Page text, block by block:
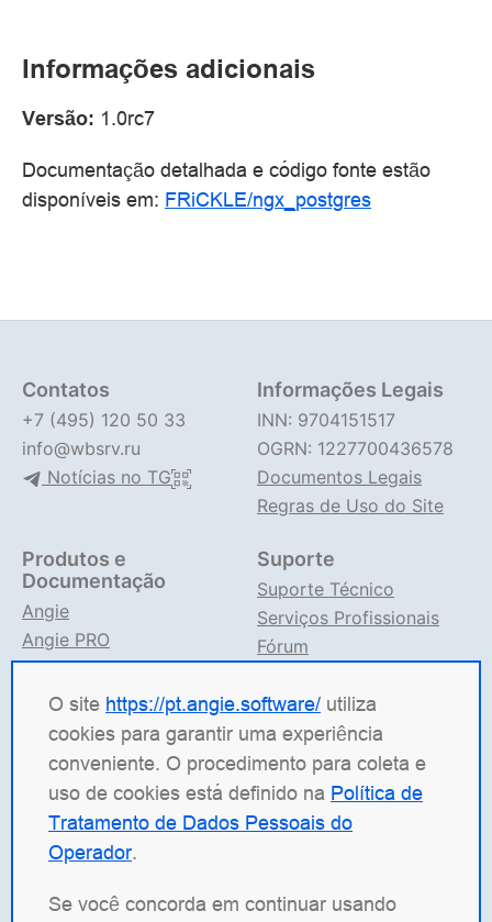
Informações adicionais
Versão: 1.0rc7
Documentação detalhada e código fonte estão
disponíveis em: FRiCKLE/ngx_postgres
O site https://pt.angie.software/ utiliza
cookies para garantir uma experiência
conveniente. O procedimento para coleta e
uso de cookies está definido na Política de
Tratamento de Dados Pessoais do
Operador.
Se você concorda em continuar usando
Contatos
+7 (495) 120 50 33
info@wbsrv.ru
Notícias no TG
Informações Legais
INN: 9704151517
OGRN: 1227700436578
Documentos Legais
Regras de Uso do Site
Produtos e
Documentação
Angie
Angie PRO
ANIC
Documentação Angie
Suporte
Suporte Técnico
Serviços Profissionais
Fórum
Angie Software(Web Server, LLC) é uma empresa
russa de TI especializada em soluções para sistemas
de alta carga. Nossos produtos incluem a plataforma
de balanceamento de carga
Delivery Controller), o servidor web
Angie Ingress Controller(ANIC), uma solução de